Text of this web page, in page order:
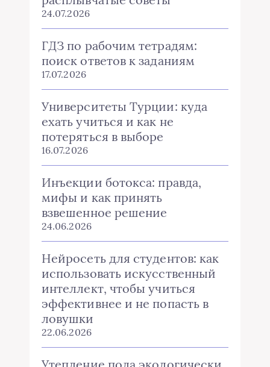
24.07.2026
ГДЗ по рабочим тетрадям:
поиск ответов к заданиям
17.07.2026
Университеты Турции: куда
ехать учиться и как не
потеряться в выборе
16.07.2026
Инъекции ботокса: правда,
мифы и как принять
взвешенное решение
24.06.2026
Нейросеть для студентов: как
использовать искусственный
интеллект, чтобы учиться
эффективнее и не попасть в
ловушки
22.06.2026